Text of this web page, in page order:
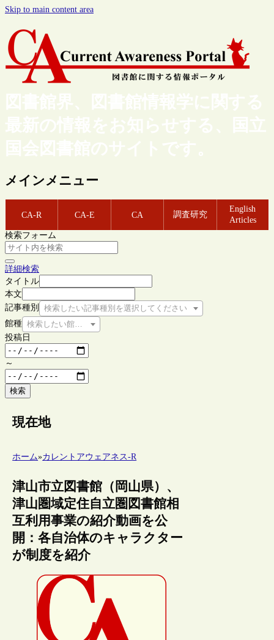
Skip to main content area
図書館界、図書館情報学に関する
最新の情報をお知らせする、国立
国会図書館のサイトです。
メインメニュー
CA-R CA-E CA 調査研究
English
Articles
検索フォーム
詳細検索
タイトル
本文
記事種別
検索したい記事種別を選択してください
館種 検索したい館種を選択してください
投稿日
～
検索
現在地
ホーム»カレントアウェアネス-R
津山市立図書館（岡山県）、
津山圏域定住自立圏図書館相
互利用事業の紹介動画を公
開：各自治体のキャラクター
が制度を紹介